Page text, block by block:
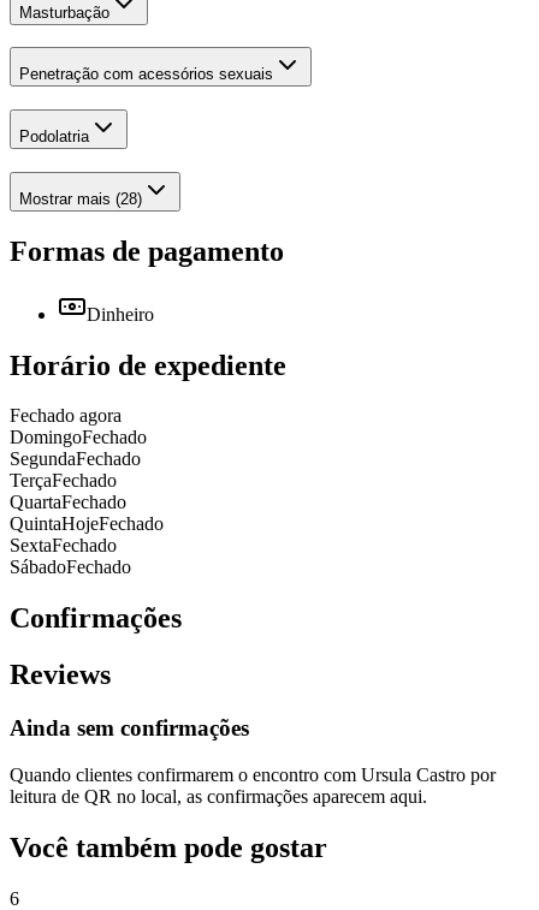
Masturbação
Penetração com acessórios sexuais
Podolatria
Mostrar mais (28)
Formas de pagamento
Dinheiro
Horário de expediente
Fechado agora
DomingoFechado
SegundaFechado
TerçaFechado
QuartaFechado
QuintaHojeFechado
SextaFechado
SábadoFechado
Confirmações
Reviews
Ainda sem confirmações
Quando clientes confirmarem o encontro com Ursula Castro por
leitura de QR no local, as confirmações aparecem aqui.
Você também pode gostar
6